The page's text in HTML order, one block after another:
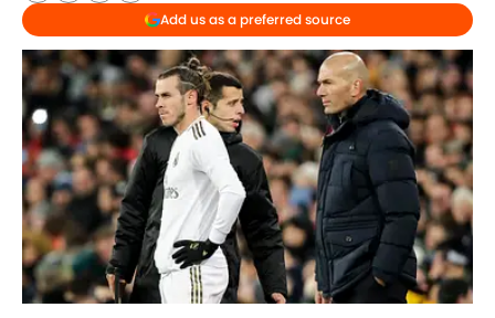
Add us as a preferred source